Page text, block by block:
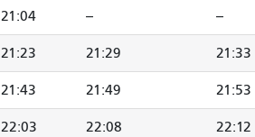
21:04 -- --
21:23 21:29 21:33
21:43 21:49 21:53
22:03 22:08 22:12